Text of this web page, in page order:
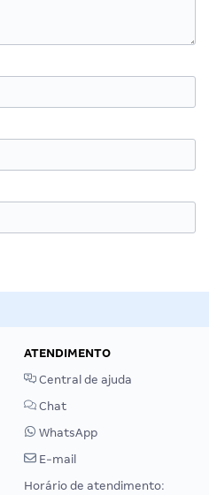
ATENDIMENTO
Central de ajuda
Chat
WhatsApp
E-mail
Horário de atendimento: